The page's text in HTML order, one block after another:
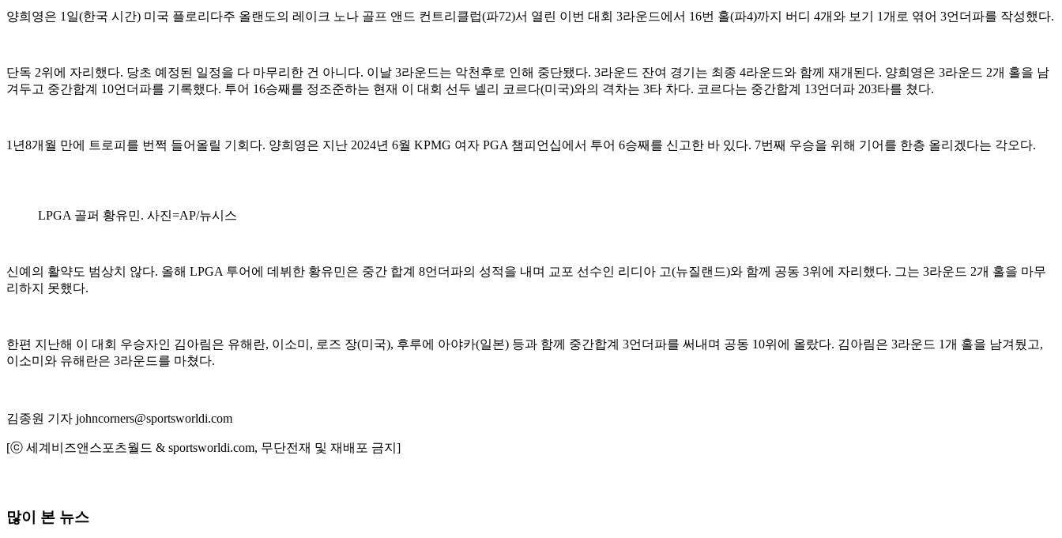
양희영은 1일(한국 시간) 미국 플로리다주 올랜도의 레이크 노나 골프 앤드 컨트리클럽(파72)서 열린 이번 대회 3라운드에서 16번 홀(파4)까지 버디 4개와 보기 1개로 엮어 3언더파를 작성했다.
단독 2위에 자리했다. 당초 예정된 일정을 다 마무리한 건 아니다. 이날 3라운드는 악천후로 인해 중단됐다. 3라운드 잔여 경기는 최종 4라운드와 함께 재개된다. 양희영은 3라운드 2개 홀을 남
겨두고 중간합계 10언더파를 기록했다. 투어 16승째를 정조준하는 현재 이 대회 선두 넬리 코르다(미국)와의 격차는 3타 차다. 코르다는 중간합계 13언더파 203타를 쳤다.
1년8개월 만에 트로피를 번쩍 들어올릴 기회다. 양희영은 지난 2024년 6월 KPMG 여자 PGA 챔피언십에서 투어 6승째를 신고한 바 있다. 7번째 우승을 위해 기어를 한층 올리겠다는 각오다.
LPGA 골퍼 황유민. 사진=AP/뉴시스
신예의 활약도 범상치 않다. 올해 LPGA 투어에 데뷔한 황유민은 중간 합계 8언더파의 성적을 내며 교포 선수인 리디아 고(뉴질랜드)와 함께 공동 3위에 자리했다. 그는 3라운드 2개 홀을 마무
리하지 못했다.
한편 지난해 이 대회 우승자인 김아림은 유해란, 이소미, 로즈 장(미국), 후루에 아야카(일본) 등과 함께 중간합계 3언더파를 써내며 공동 10위에 올랐다. 김아림은 3라운드 1개 홀을 남겨뒀고,
이소미와 유해란은 3라운드를 마쳤다.
김종원 기자 johncorners@sportsworldi.com
[ⓒ 세계비즈앤스포츠월드 & sportsworldi.com, 무단전재 및 재배포 금지]
많이 본 뉴스